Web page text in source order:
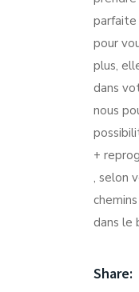
pour
plus,
dans
nous
+
, selon
dans le
Share: